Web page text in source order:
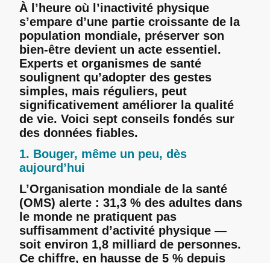
À l’heure où l’inactivité physique
s’empare d’une partie croissante de la
population mondiale, préserver son
bien-être devient un acte essentiel.
Experts et organismes de santé
soulignent qu’adopter des gestes
simples, mais réguliers, peut
significativement améliorer la qualité
de vie. Voici sept conseils fondés sur
des données fiables.
1. Bouger, même un peu, dès
aujourd’hui
L’Organisation mondiale de la santé
(OMS) alerte : 31,3 % des adultes dans
le monde ne pratiquent pas
suffisamment d’activité physique —
soit environ 1,8 milliard de personnes.
Ce chiffre, en hausse de 5 % depuis